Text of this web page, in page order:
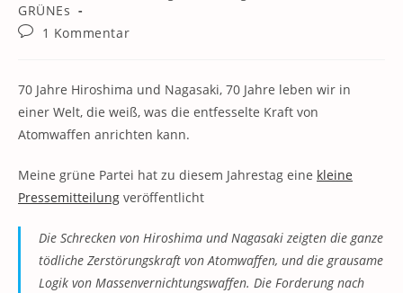
Kategorie:
GRÜNEs
Beitrags-
1 Kommentar
70 Jahre Hiroshima und Nagasaki, 70 Jahre leben wir in
einer Welt, die weiß, was die entfesselte Kraft von
Atomwaffen anrichten kann.
Meine grüne Partei hat zu diesem Jahrestag eine kleine
Pressemitteilung veröffentlicht
Die Schrecken von Hiroshima und Nagasaki zeigten die ganze
tödliche Zerstörungskraft von Atomwaffen, und die grausame
Logik von Massenvernichtungswaffen. Die Forderung nach